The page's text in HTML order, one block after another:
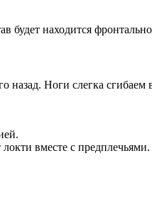
будет находится
назад. Ноги слегка
вместе с предплечьями.